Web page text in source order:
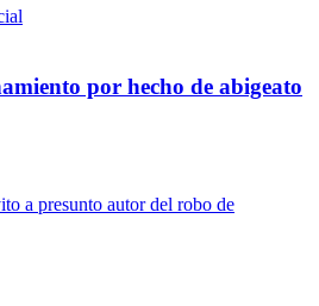
por hecho de abigeato